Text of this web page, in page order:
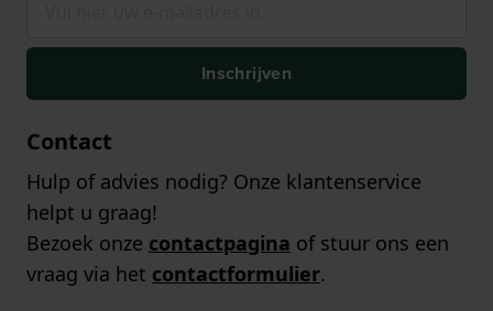
Inschrijven
Contact
Hulp of advies nodig? Onze klantenservice
helpt u graag!
Bezoek onze contactpagina of stuur ons een
vraag via het contactformulier.